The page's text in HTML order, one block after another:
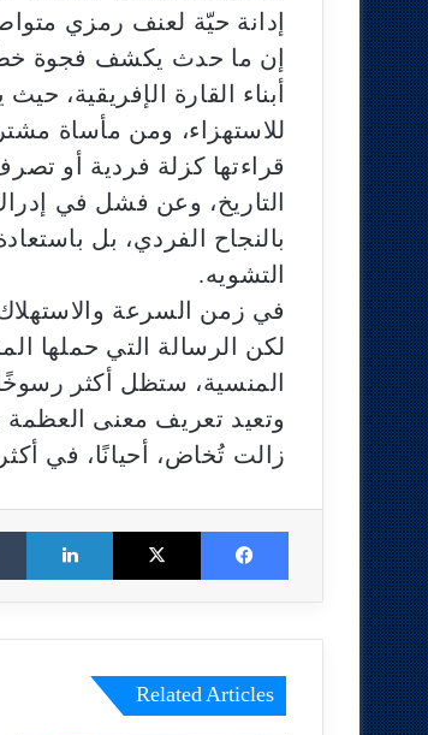
إدانة حيّة لعنف رمزي
إن ما حدث يكشف فجوة
أبناء القارة الإفريقية،
للاستهزاء، ومن مأساة
قراءتها كزلة فردية أو
التاريخ، وعن فشل في
بالنجاح الفردي، بل
التشويه.
في زمن السرعة
لكن الرسالة التي حملها
المنسية، ستظل أكثر
وتعيد تعريف معنى العظمة
زالت تُخاض، أحيانًا، في
Facebook
X
Related Articles